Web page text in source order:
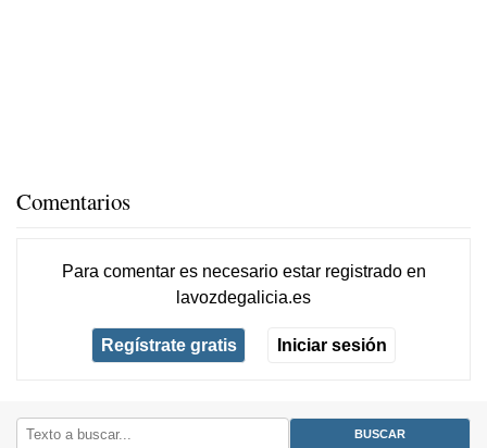
Comentarios
Para comentar es necesario estar registradoen
lavozdegalicia.es
Regístrate gratis Iniciar sesión